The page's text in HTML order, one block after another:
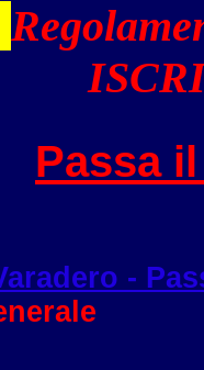
Passa
-